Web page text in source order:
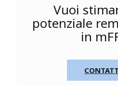
Vuoi
potenziale
in